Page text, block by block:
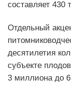
составляет 430
Отдельный
десятилетия
субъекте
3 миллиона до